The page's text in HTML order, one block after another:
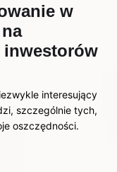
w
inwestorów
interesujący
szczególnie tych,
oszczędności.